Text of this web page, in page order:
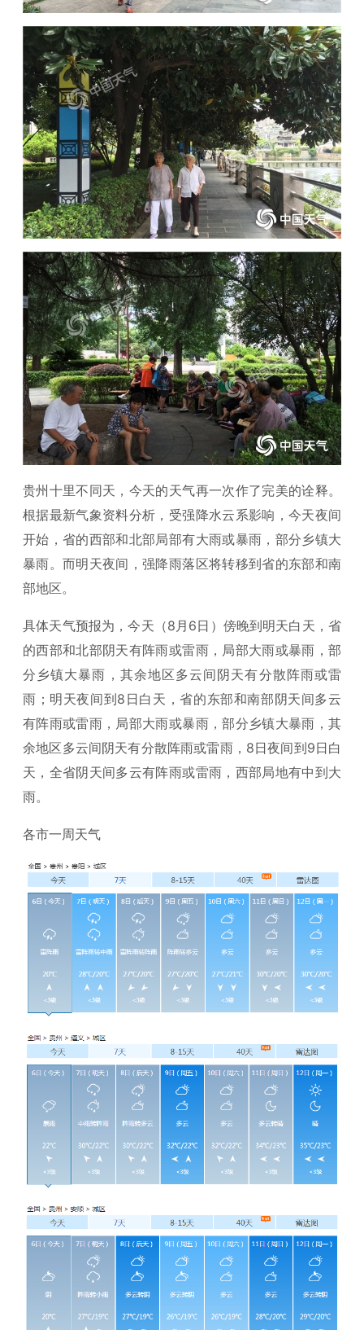
贵州十里不同天，今天的天气再一次作了完美的诠释。
根据最新气象资料分析，受强降水云系影响，今天夜间
开始，省的西部和北部局部有大雨或暴雨，部分乡镇大
暴雨。而明天夜间，强降雨落区将转移到省的东部和南
部地区。
具体天气预报为，今天（8月6日）傍晚到明天白天，省
的西部和北部阴天有阵雨或雷雨，局部大雨或暴雨，部
分乡镇大暴雨，其余地区多云间阴天有分散阵雨或雷
雨；明天夜间到8日白天，省的东部和南部阴天间多云
有阵雨或雷雨，局部大雨或暴雨，部分乡镇大暴雨，其
余地区多云间阴天有分散阵雨或雷雨，8日夜间到9日白
天，全省阴天间多云有阵雨或雷雨，西部局地有中到大
雨。
各市一周天气